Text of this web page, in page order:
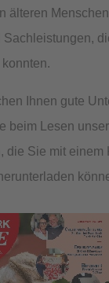
älteren
Sachleistungen,
Ihnen gute
beim Lesen
die Sie mit einem